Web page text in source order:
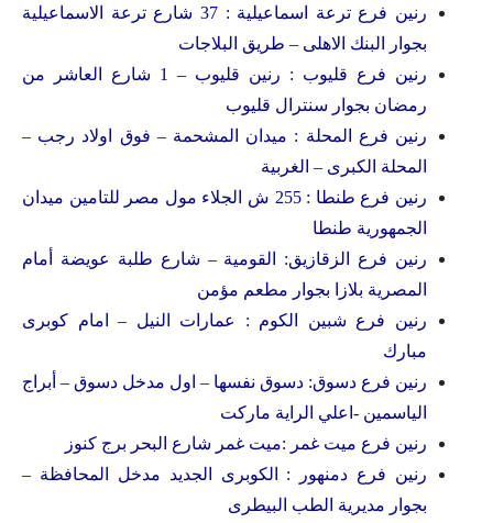
رنين فرع ترعة اسماعيلية : 37 شارع ترعة الاسماعيلية
بجوار البنك الاهلى – طريق البلاجات
رنين فرع قليوب : رنين قليوب – 1 شارع العاشر من
رمضان بجوار سنترال قليوب
رنين فرع المحلة : ميدان المشحمة – فوق اولاد رجب –
المحلة الكبرى – الغربية
رنين فرع طنطا : 255 ش الجلاء مول مصر للتامين ميدان
الجمهورية طنطا
رنين فرع الزقازيق: القومية – شارع طلبة عويضة أمام
المصرية بلازا بجوار مطعم مؤمن
رنين فرع شبين الكوم : عمارات النيل – امام كوبرى
مبارك
رنين فرع دسوق: دسوق نفسها – اول مدخل دسوق – أبراج
الياسمين -اعلي الراية ماركت
رنين فرع ميت غمر :ميت غمر شارع البحر برج كنوز
رنين فرع دمنهور : الكوبرى الجديد مدخل المحافظة –
بجوار مديرية الطب البيطرى